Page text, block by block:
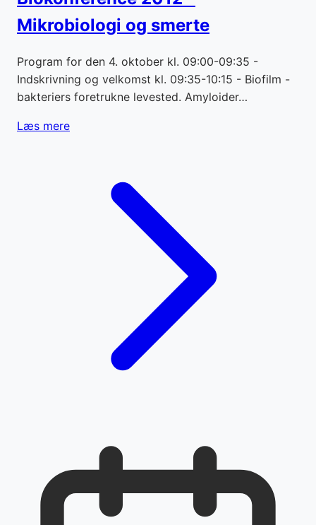
Mikrobiologi og smerte
Program for den 4. oktober kl. 09:00-09:35 -
Indskrivning og velkomst kl. 09:35-10:15 - Biofilm -
bakteriers foretrukne levested. Amyloider…
Læs mere